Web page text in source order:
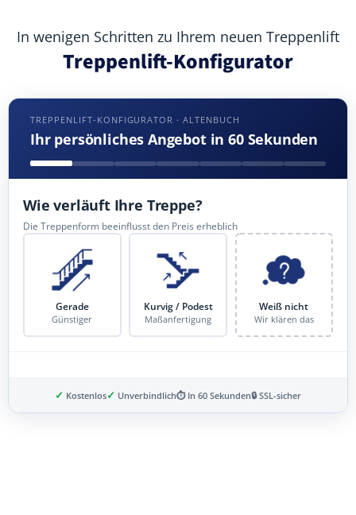
In wenigen Schritten zu Ihrem neuen Treppenlift
Treppenlift-Konfigurator
TREPPENLIFT-KONFIGURATOR · ALTENBUCH
Ihr persönliches Angebot in 60 Sekunden
Wie verläuft Ihre Treppe?
Die Treppenform beeinflusst den Preis erheblich
Gerade
Günstiger
Kurvig / Podest
Maßanfertigung
Weiß nicht
Wir klären das
✓ Kostenlos✓ Unverbindlich⏱ In 60 Sekunden🔒 SSL-sicher